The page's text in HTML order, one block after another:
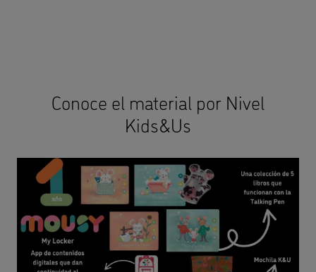
Conoce el material por Nivel
Kids&Us